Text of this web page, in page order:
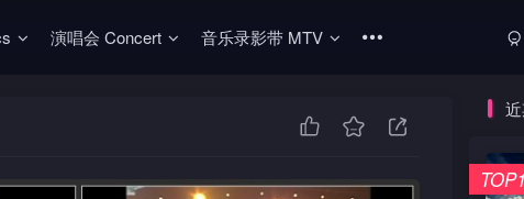
演唱会 Concert 音乐录影带 MTV
TOP1